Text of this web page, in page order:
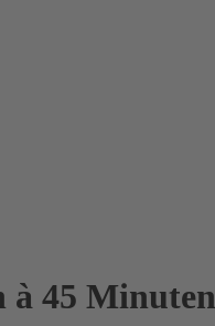
à 45 Minuten